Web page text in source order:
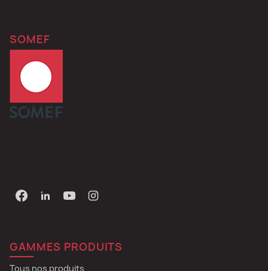
SOMEF
GAMMES PRODUITS
Tous nos produits